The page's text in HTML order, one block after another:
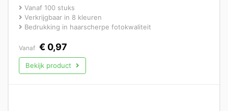
Vanaf 100 stuks
Verkrijgbaar in 8 kleuren
Bedrukking in haarscherpe fotokwaliteit
Vanaf € 0,97
Bekijk product